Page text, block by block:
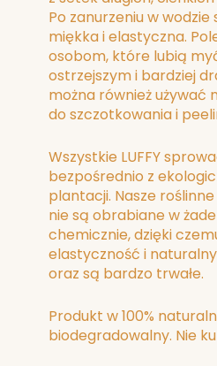
Po zanurzeniu w
miękka i elastyczna.
osobom, które lubią
ostrzejszym i bardziej
można również używać
do szczotkowania i
Wszystkie LUFFY
bezpośrednio z
plantacji. Nasze roślinne
nie są obrabiane w
chemicznie, dzięki
elastyczność i
oraz są bardzo trwałe.
Produkt w 100%
biodegradowalny. Nie